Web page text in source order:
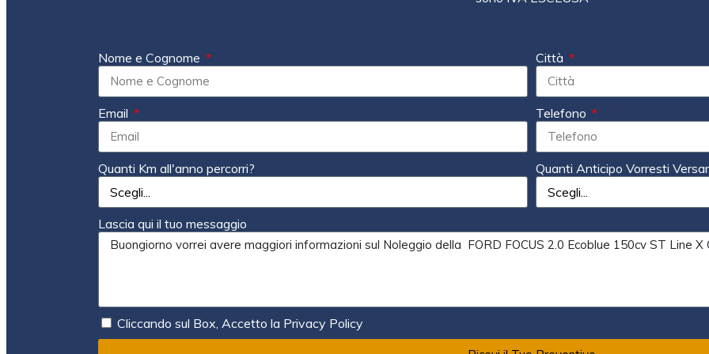
Nome e Cognome Città
Email Telefono
Quanti Km all'anno percorri? Quanti Anticipo Vorresti
Lascia qui il tuo messaggio
Cliccando sul Box, Accetto la Privacy Policy